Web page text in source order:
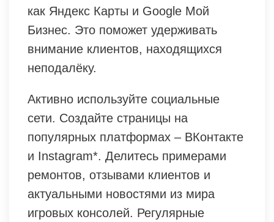
как Яндекс Карты и Google Мой
Бизнес. Это поможет удерживать
внимание клиентов, находящихся
неподалёку.
Активно используйте социальные
сети. Создайте страницы на
популярных платформах – ВКонтакте
и Instagram*. Делитесь примерами
ремонтов, отзывами клиентов и
актуальными новостями из мира
игровых консолей. Регулярные